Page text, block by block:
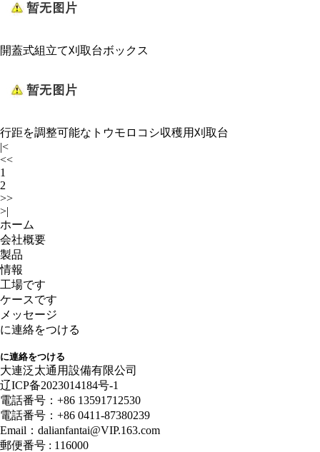
開蓋式組立て刈取台ボックス
行距を調整可能なトウモロコシ収穫用刈取台
|<
<<
1
2
>>
>|
ホーム
会社概要
製品
情報
工場です
ケースです
メッセージ
に連絡をつける
に連絡をつける
大連泛太通用設備有限公司
辽ICP备2023014184号-1
電話番号：+86 13591712530
電話番号：+86 0411-87380239
Email：dalianfantai@VIP.163.com
郵便番号 : 116000